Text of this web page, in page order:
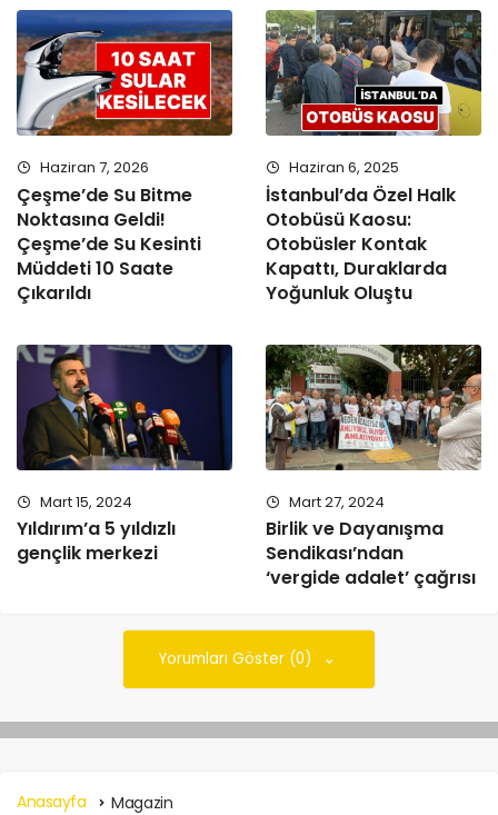
Haziran 7, 2026
Çeşme’de Su Bitme
Noktasına Geldi!
Çeşme’de Su Kesinti
Müddeti 10 Saate
Çıkarıldı
Haziran 6, 2025
İstanbul’da Özel Halk
Otobüsü Kaosu:
Otobüsler Kontak
Kapattı, Duraklarda
Yoğunluk Oluştu
Mart 15, 2024
Yıldırım’a 5 yıldızlı
gençlik merkezi
Mart 27, 2024
Birlik ve Dayanışma
Sendikası’ndan
‘vergide adalet’ çağrısı
Yorumları Göster (0)
Anasayfa Magazin